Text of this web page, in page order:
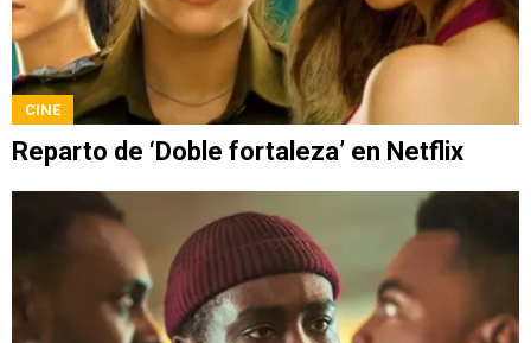
CINE
Reparto de ‘Doble fortaleza’ en Netflix